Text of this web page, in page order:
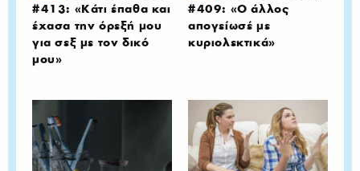
#413: «Κάτι έπαθα και
έχασα την όρεξή μου
για σεξ με τον δικό
μου»
#409: «Ο άλλος
απογείωσέ με
κυριολεκτικά»